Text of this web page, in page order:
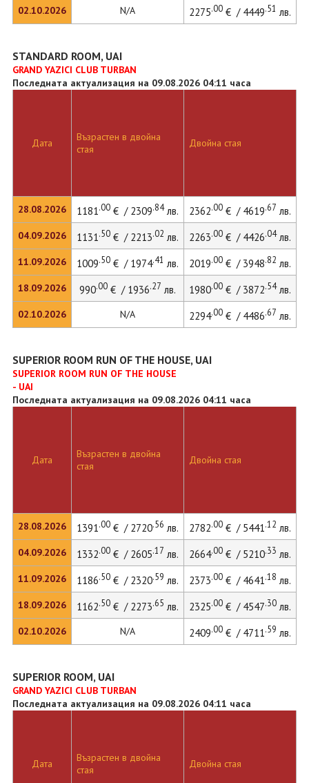
02.10.2026 N/A 2275.00€ / 4449.51 лв.
STANDARD ROOM, UAI
GRAND YAZICI CLUB TURBAN
Последната актуализация на 09.08.2026 04:11 часа
Дата
28.08.2026
04.09.2026
11.09.2026
18.09.2026
02.10.2026
Възрастен в двойна
стая
Двойна стая
1181.00€ / 2309.84лв. 2362.00€ / 4619.67 лв.
1131.50€ / 2213.02 лв. 2263.00€ / 4426.04лв.
1009.50€ / 1974.41 лв. 2019.00€ / 3948.82 лв.
990.00€ / 1936.27 лв. 1980.00€ / 3872.54лв.
N/A 2294.00€ / 4486.67 лв.
SUPERIOR ROOM RUN OF THE HOUSE, UAI
SUPERIOR ROOM RUN OF THE HOUSE
- UAI
Последната актуализация на 09.08.2026 04:11 часа
Дата
28.08.2026
04.09.2026
11.09.2026
18.09.2026
02.10.2026
Възрастен в двойна
стая
Двойна стая
1391.00€ / 2720.56 лв. 2782.00€ / 5441.12 лв.
1332.00€ / 2605.17 лв. 2664.00€ / 5210.33 лв.
1186.50€ / 2320.59 лв. 2373.00€ / 4641.18 лв.
1162.50€ / 2273.65 лв. 2325.00€ / 4547.30лв.
N/A 2409.00€ / 4711.59 лв.
SUPERIOR ROOM, UAI
GRAND YAZICI CLUB TURBAN
Последната актуализация на 09.08.2026 04:11 часа
Дата
Възрастен в двойна
стая
Двойна стая